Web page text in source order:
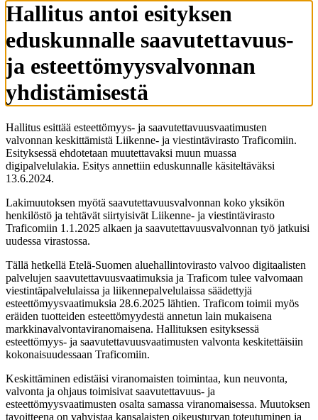
Hallitus antoi esityksen
eduskunnalle saavutettavuus-
ja esteettömyysvalvonnan
yhdistämisestä
Hallitus esittää esteettömyys- ja saavutettavuusvaatimusten
valvonnan keskittämistä Liikenne- ja viestintävirasto Traficomiin.
Esityksessä ehdotetaan muutettavaksi muun muassa
digipalvelulakia. Esitys annettiin eduskunnalle käsiteltäväksi
13.6.2024.
Lakimuutoksen myötä saavutettavuusvalvonnan koko yksikön
henkilöstö ja tehtävät siirtyisivät Liikenne- ja viestintävirasto
Traficomiin 1.1.2025 alkaen ja saavutettavuusvalvonnan työ jatkuisi
uudessa virastossa.
Tällä hetkellä Etelä-Suomen aluehallintovirasto valvoo digitaalisten
palvelujen saavutettavuusvaatimuksia ja Traficom tulee valvomaan
viestintäpalvelulaissa ja liikennepalvelulaissa säädettyjä
esteettömyysvaatimuksia 28.6.2025 lähtien. Traficom toimii myös
eräiden tuotteiden esteettömyydestä annetun lain mukaisena
markkinavalvontaviranomaisena. Hallituksen esityksessä
esteettömyys- ja saavutettavuusvaatimusten valvonta keskitettäisiin
kokonaisuudessaan Traficomiin.
Keskittäminen edistäisi viranomaisten toimintaa, kun neuvonta,
valvonta ja ohjaus toimisivat saavutettavuus- ja
esteettömyysvaatimusten osalta samassa viranomaisessa. Muutoksen
tavoitteena on vahvistaa kansalaisten oikeusturvan toteutuminen ja